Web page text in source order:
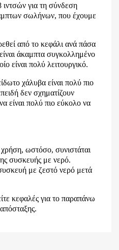
για τη σύνδεση
σωλήνων, που έχουμε
από το κεφάλι ανά πάσα
άκαμπτα συγκολλημένο
είναι πολύ λειτουργικό.
χάλυβα είναι πολύ πιο
δεν σχηματίζουν
είναι πολύ πιο εύκολο να
χρήση, ωστόσο, συνιστάται
συσκευής με νερό.
με ζεστό νερό μετά
κεφαλές για το παραπάνω